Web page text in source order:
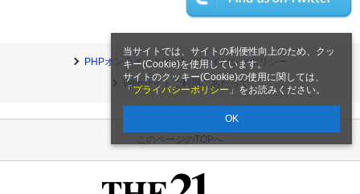
当サイトでは、サイトの利便性向上のため、クッ
キー(Cookie)を使用しています。
サイトのクッキー(Cookie)の使用に関しては、
「 プライバシーポリシー 」をお読みください。
OK
PHPオンラインとは
プライバシーポリシー
Webサイトご利用にあたって
このページのTOPへ